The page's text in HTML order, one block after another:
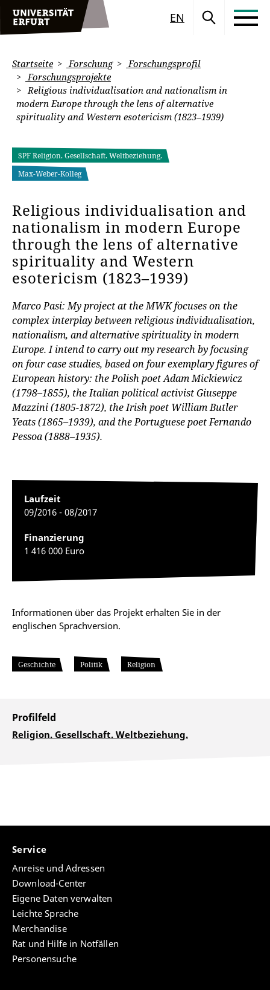
EN
Startseite Forschung
Forschungsprofil
Forschungsprojekte
Religious individualisation and nationalism in
modern Europe through the lens of alternative
spirituality and Western esotericism (1823–1939)
SPF Religion. Gesellschaft. Weltbeziehung.
Max-Weber-Kolleg
Religious individualisation and
nationalism in modern Europe
through the lens of alternative
spirituality and Western
esotericism (1823–1939)
Marco Pasi: My project at the MWK focuses on the
complex interplay between religious individualisation,
nationalism, and alternative spirituality in modern
Europe. I intend to carry out my research by focusing
on four case studies, based on four exemplary figures of
European history: the Polish poet Adam Mickiewicz
(1798–1855), the Italian political activist Giuseppe
Mazzini (1805-1872), the Irish poet William Butler
Yeats (1865–1939), and the Portuguese poet Fernando
Pessoa (1888–1935).
Laufzeit
09/2016 - 08/2017
Finanzierung
1 416 000 Euro
Informationen über das Projekt erhalten Sie in der
englischen Sprachversion.
Geschichte Politik Religion
Profilfeld
Religion. Gesellschaft. Weltbeziehung.
Service
Anreise und Adressen
Download-Center
Eigene Daten verwalten
Leichte Sprache
Merchandise
Rat und Hilfe in Notfällen
Personensuche